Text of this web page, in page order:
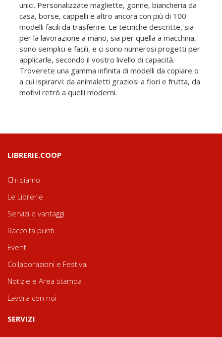
unici. Personalizzate magliette, gonne, biancheria da
casa, borse, cappelli e altro ancora con più di 100
modelli facili da trasferire. Le tecniche descritte, sia
per la lavorazione a mano, sia per quella a macchina,
sono semplici e facili, e ci sono numerosi progetti per
applicarle, secondo il vostro livello di capacità.
Troverete una gamma infinita di modelli da copiare o
a cui ispirarvi: da animaletti graziosi a fiori e frutta, da
motivi retrò a quelli moderni.
LIBRERIE.COOP
Chi siamo
Le Librerie
Servizi e vantaggi
Raccolta punti
Eventi
Collaborazioni e Festival
Notizie e Area stampa
Lavora con noi
SERVIZI